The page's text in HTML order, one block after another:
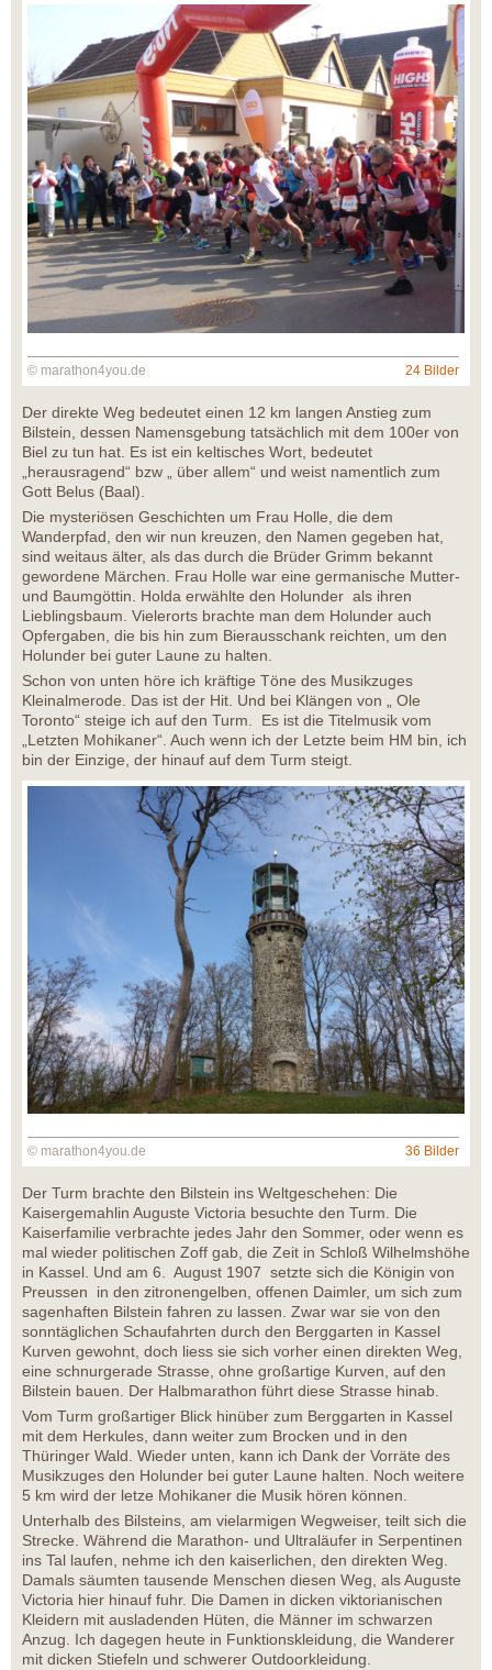
© marathon4you.de 24 Bilder
Der direkte Weg bedeutet einen 12 km langen Anstieg zum
Bilstein, dessen Namensgebung tatsächlich mit dem 100er von
Biel zu tun hat. Es ist ein keltisches Wort, bedeutet
„herausragend“ bzw „ über allem“ und weist namentlich zum
Gott Belus (Baal).
Die mysteriösen Geschichten um Frau Holle, die dem
Wanderpfad, den wir nun kreuzen, den Namen gegeben hat,
sind weitaus älter, als das durch die Brüder Grimm bekannt
gewordene Märchen. Frau Holle war eine germanische Mutter-
und Baumgöttin. Holda erwählte den Holunder als ihren
Lieblingsbaum. Vielerorts brachte man dem Holunder auch
Opfergaben, die bis hin zum Bierausschank reichten, um den
Holunder bei guter Laune zu halten.
Schon von unten höre ich kräftige Töne des Musikzuges
Kleinalmerode. Das ist der Hit. Und bei Klängen von „ Ole
Toronto“ steige ich auf den Turm. Es ist die Titelmusik vom
„Letzten Mohikaner“. Auch wenn ich der Letzte beim HM bin, ich
bin der Einzige, der hinauf auf dem Turm steigt.
© marathon4you.de 36 Bilder
Der Turm brachte den Bilstein ins Weltgeschehen: Die
Kaisergemahlin Auguste Victoria besuchte den Turm. Die
Kaiserfamilie verbrachte jedes Jahr den Sommer, oder wenn es
mal wieder politischen Zoff gab, die Zeit in Schloß Wilhelmshöhe
in Kassel. Und am 6. August 1907 setzte sich die Königin von
Preussen in den zitronengelben, offenen Daimler, um sich zum
sagenhaften Bilstein fahren zu lassen. Zwar war sie von den
sonntäglichen Schaufahrten durch den Berggarten in Kassel
Kurven gewohnt, doch liess sie sich vorher einen direkten Weg,
eine schnurgerade Strasse, ohne großartige Kurven, auf den
Bilstein bauen. Der Halbmarathon führt diese Strasse hinab.
Vom Turm großartiger Blick hinüber zum Berggarten in Kassel
mit dem Herkules, dann weiter zum Brocken und in den
Thüringer Wald. Wieder unten, kann ich Dank der Vorräte des
Musikzuges den Holunder bei guter Laune halten. Noch weitere
5 km wird der letze Mohikaner die Musik hören können.
Unterhalb des Bilsteins, am vielarmigen Wegweiser, teilt sich die
Strecke. Während die Marathon- und Ultraläufer in Serpentinen
ins Tal laufen, nehme ich den kaiserlichen, den direkten Weg.
Damals säumten tausende Menschen diesen Weg, als Auguste
Victoria hier hinauf fuhr. Die Damen in dicken viktorianischen
Kleidern mit ausladenden Hüten, die Männer im schwarzen
Anzug. Ich dagegen heute in Funktionskleidung, die Wanderer
mit dicken Stiefeln und schwerer Outdoorkleidung.